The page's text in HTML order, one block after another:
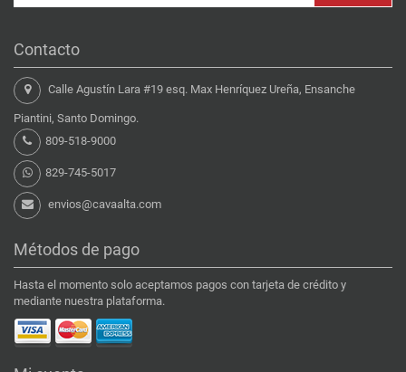
Contacto
Calle Agustín Lara #19 esq. Max Henríquez Ureña, Ensanche
Piantini, Santo Domingo.
809-518-9000
829-745-5017
envios@cavaalta.com
Métodos de pago
Hasta el momento solo aceptamos pagos con tarjeta de crédito y
mediante nuestra plataforma.